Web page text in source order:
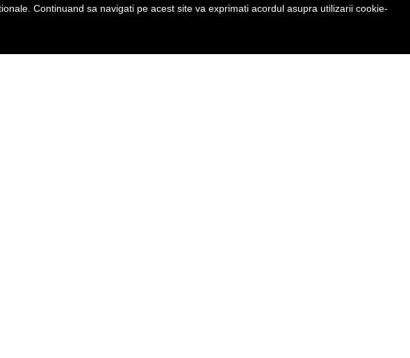
Continuand sa navigati pe acest site va exprimati acordul asupra utilizarii cookie-